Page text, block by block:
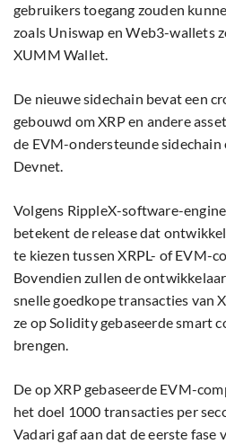
gebruikers toegang zouden
zoals Uniswap en Web3-wallets
XUMM Wallet.
De nieuwe sidechain bevat een
gebouwd om XRP en andere
de EVM-ondersteunde sidechain
Devnet.
Volgens RippleX-software-
betekent de release dat
te kiezen tussen XRPL- of EVM-
Bovendien zullen de
snelle goedkope transacties van
ze op Solidity gebaseerde smart
brengen.
De op XRP gebaseerde EVM-
het doel 1000 transacties per
Vadari gaf aan dat de eerste fase